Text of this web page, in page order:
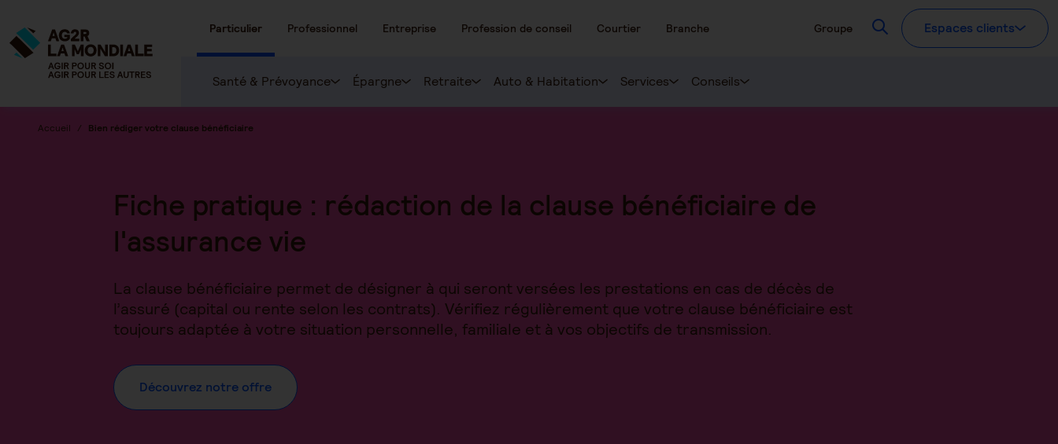
Particulier Professionnel Entreprise Profession de conseil Courtier Branche Groupe RecherchezEspaces clients
Santé & Prévoyance Épargne Retraite Auto & Habitation Services Conseils
Accueil Bien rédiger votre clause bénéficiaire
Fiche pratique : rédaction de la clause bénéficiaire de
l'assurance vie
La clause bénéficiaire permet de désigner à qui seront versées les prestations en cas de décès de
l’assuré (capital ou rente selon les contrats). Vérifiez régulièrement que votre clause bénéficiaire est
toujours adaptée à votre situation personnelle, familiale et à vos objectifs de transmission.
Découvrez notre offre